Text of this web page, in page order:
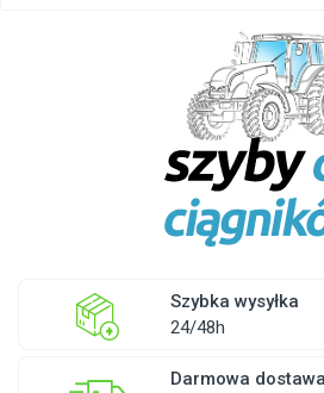
Szybka wysyłka
24/48h
Darmowa dostawa